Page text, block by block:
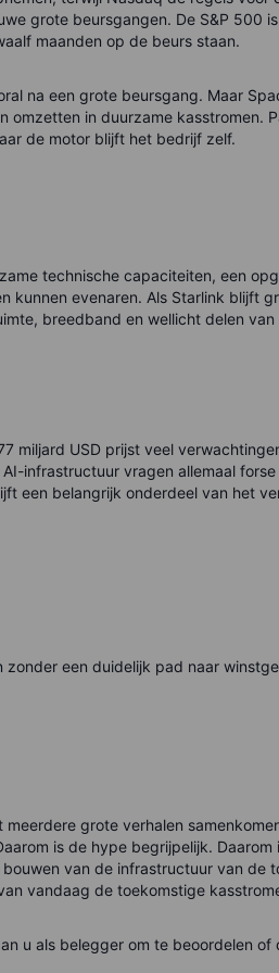
grote beursgangen. De S&P 500
maanden op de beurs staan.
na een grote beursgang. Maar
in duurzame kasstromen.
de motor blijft het bedrijf zelf.
technische capaciteiten, een
kunnen evenaren. Als Starlink blijft
breedband en wellicht delen van
miljard USD prijst veel
infrastructuur vragen allemaal forse
een belangrijk onderdeel van het
een duidelijk pad naar
grote verhalen
is de hype begrijpelijk. Daarom
van de infrastructuur van de
vandaag de toekomstige
u als belegger om te beoordelen of